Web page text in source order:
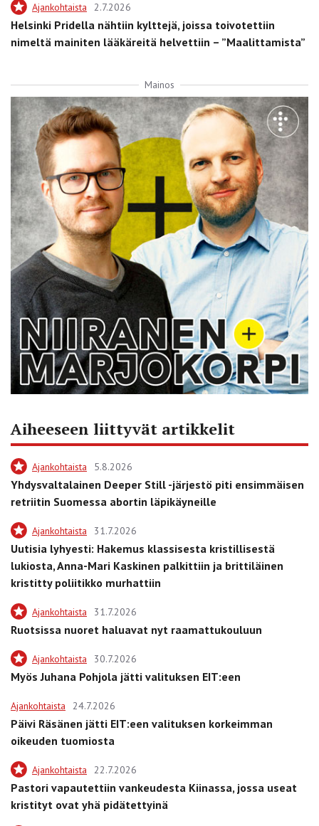
Ajankohtaista 2.7.2026
Helsinki Pridella nähtiin kylttejä, joissa toivotettiin
nimeltä mainiten lääkäreitä helvettiin – ”Maalittamista”
Mainos
Aiheeseen liittyvät artikkelit
Ajankohtaista 5.8.2026
Yhdysvaltalainen Deeper Still -järjestö piti ensimmäisen
retriitin Suomessa abortin läpikäyneille
Ajankohtaista 31.7.2026
Uutisia lyhyesti: Hakemus klassisesta kristillisestä
lukiosta, Anna-Mari Kaskinen palkittiin ja brittiläinen
kristitty poliitikko murhattiin
Ajankohtaista 31.7.2026
Ruotsissa nuoret haluavat nyt raamattukouluun
Ajankohtaista 30.7.2026
Myös Juhana Pohjola jätti valituksen EIT:een
Ajankohtaista 24.7.2026
Päivi Räsänen jätti EIT:een valituksen korkeimman
oikeuden tuomiosta
Ajankohtaista 22.7.2026
Pastori vapautettiin vankeudesta Kiinassa, jossa useat
kristityt ovat yhä pidätettyinä